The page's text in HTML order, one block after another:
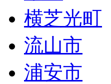
横芝光町
流山市
浦安市